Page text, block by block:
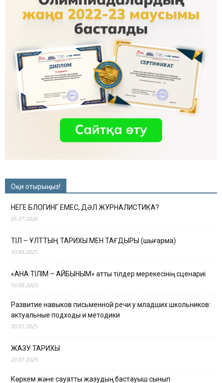
Оқи отырыңыз!
НЕГЕ БЛОГИНГ ЕМЕС, ДӘЛ ЖУРНАЛИСТИКА?
05.07.2026
ТІЛ – ҰЛТТЫҢ ТАРИХЫ МЕН ТАҒДЫРЫ (шығарма)
10.09.2025
«АНА ТІЛІМ – АЙБЫНЫМ» атты тілдер мерекесінің сценариі
10.09.2025
Развитие навыков письменной речи у младших школьников:
актуальные подходы и методики
20.07.2025
ЖАЗУ ТАРИХЫ
20.07.2025
Көркем және сауатты жазудың бастауыш сынып